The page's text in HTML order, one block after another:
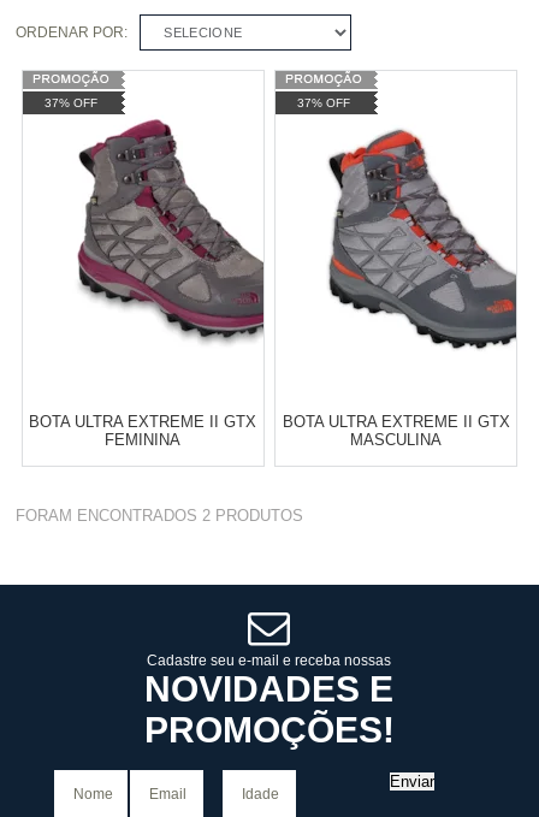
ORDENAR POR: SELECIONE
37% OFF
BOTA ULTRA EXTREME II GTX
FEMININA
Varejo: R$ 4.050,70
10 x de R$ 255,09
37% OFF
BOTA ULTRA EXTREME II GTX
MASCULINA
ESTAMOS EFETUANDO
TESTES
FORAM ENCONTRADOS2 PRODUTOS
Cadastre seu e-mail e receba nossas
NOVIDADES E
PROMOÇÕES!
Enviar